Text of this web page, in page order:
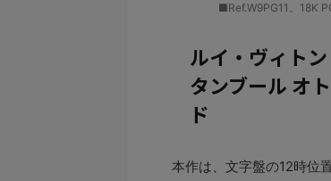
■Ref.W9PG11。18K
ルイ・ヴィトン
タンブール オ
ド
本作は、文字盤の12時位